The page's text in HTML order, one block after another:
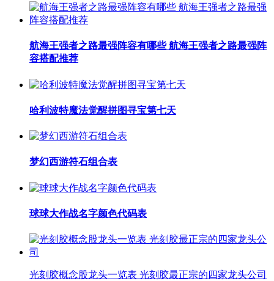
航海王强者之路最强阵容有哪些 航海王强者之路最强阵
容搭配推荐
哈利波特魔法觉醒拼图寻宝第七天
梦幻西游符石组合表
球球大作战名字颜色代码表
光刻胶概念股龙头一览表 光刻胶最正宗的四家龙头公司